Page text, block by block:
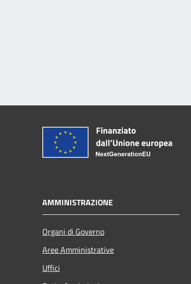
AMMINISTRAZIONE
Organi di Governo
Aree Amministrative
Uffici